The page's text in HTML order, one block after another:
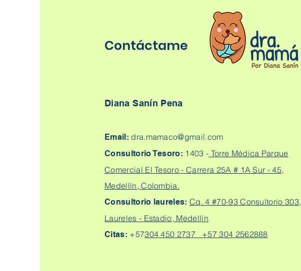
Contáctame
Diana Sanín Pena
Email: dra.mamaco@gmail.com
Consultorio Tesoro: 1403 - Torre Médica Parque
Comercial El Tesoro - Carrera 25A # 1A Sur - 45,
Medellín, Colombia.
Consultorio laureles:Cq. 4 #70-93 Consultorio 303,
Laureles - Estadio, Medellín
Citas: +57304 450 2737 +57 304 2562888